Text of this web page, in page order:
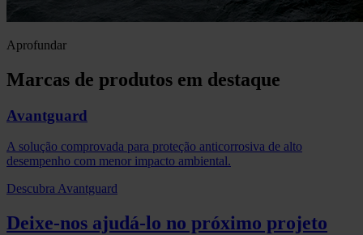
Aprofundar
Marcas de produtos em destaque
Avantguard
A solução comprovada para proteção anticorrosiva de alto
desempenho com menor impacto ambiental.
Descubra Avantguard
Deixe-nos ajudá-lo no próximo projeto